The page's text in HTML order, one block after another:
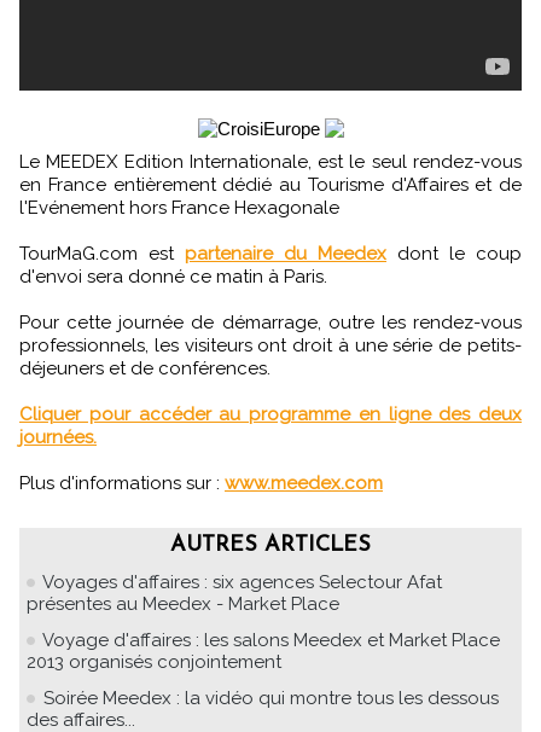
Le MEEDEX Edition Internationale, est le seul rendez-vous
en France entièrement dédié au Tourisme d'Affaires et de
l'Evénement hors France Hexagonale
TourMaG.com est partenaire du Meedex dont le coup
d'envoi sera donné ce matin à Paris.
Pour cette journée de démarrage, outre les rendez-vous
professionnels, les visiteurs ont droit à une série de petits-
déjeuners et de conférences.
Cliquer pour accéder au programme en ligne des deux
journées.
Plus d'informations sur : www.meedex.com
AUTRES ARTICLES
Voyages d'affaires : six agences Selectour Afat
présentes au Meedex - Market Place
Voyage d'affaires : les salons Meedex et Market Place
2013 organisés conjointement
Soirée Meedex : la vidéo qui montre tous les dessous
des affaires...